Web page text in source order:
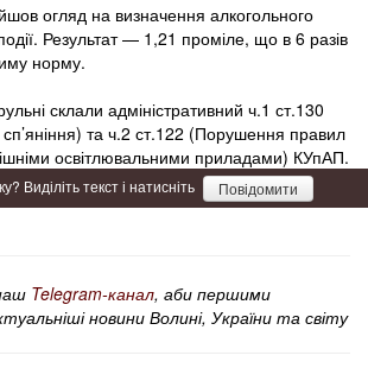
огляд на визначення алкогольного
Результат — 1,21 проміле, що в 6 разів
норму.
склали адміністративний ч.1 ст.130
сп’яніння) та ч.2 ст.122 (Порушення правил
освітлювальними приладами) КУпАП.
Виділіть текст і натисніть Повідомити
Telegram-канал, аби першими
новини Волині, України та світу